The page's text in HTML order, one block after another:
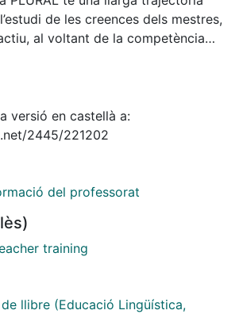
de les creences dels mestres,
al voltant de la competència
les prioritats que ha manifestat
són la formació inicial
amb les escoles per tal
de fer que estiguin més en
Llengües (MECR). Si en el capítol
una recerca centrada de manera
col·laborativa entre la formació
versió en castellà a:
2445/221202
del professorat
training
llibre (Educació Lingüística,